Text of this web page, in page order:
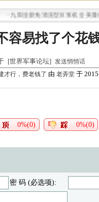
九阳全新免清洗型豆浆机 全美最低
容易找了个花
[世界军事论坛] 发送悄悄话
才行，费老钱了 由 老弄堂 于
0%(0) 0%(0)
密 码 (必选项):